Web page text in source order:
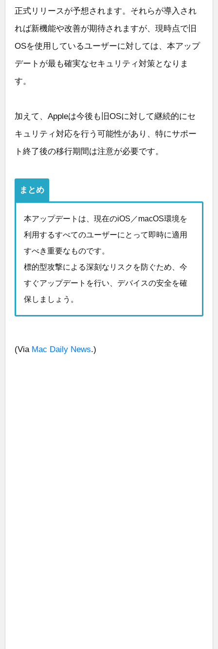
正式リリースが予想されます。それらが導入され
れば新機能や改善が期待されますが、現時点で旧
OSを使用しているユーザーに対しては、本アップ
デートが最も確実なセキュリティ対策となりま
す。
加えて、Appleは今後も旧OSに対して継続的にセ
キュリティ対応を行う可能性があり、特にサポー
ト終了後の移行期間は注意が必要です。
まとめ
本アップデートは、現在のiOS／macOS環境を
利用するすべてのユーザーにとって即時に適用
すべき重要なものです。
標的型攻撃による深刻なリスクを防ぐため、今
すぐアップデートを行い、デバイスの安全を確
保しましょう。
(Via Mac Daily News.)